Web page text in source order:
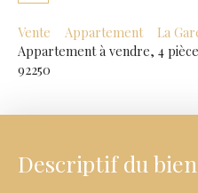
Vente Appartement
La
Appartement à vendre, 4
92250
Descriptif du bien